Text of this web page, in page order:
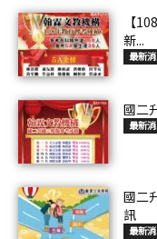
【
新...
最新
國二
最新
國二
訊
最新